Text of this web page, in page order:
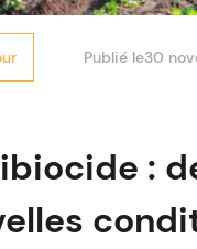
Publié le30
: